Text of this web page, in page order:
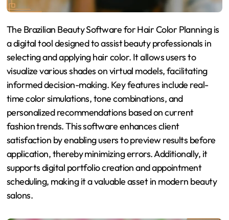
The Brazilian Beauty Software for Hair Color Planning is
a digital tool designed to assist beauty professionals in
selecting and applying hair color. It allows users to
visualize various shades on virtual models, facilitating
informed decision-making. Key features include real-
time color simulations, tone combinations, and
personalized recommendations based on current
fashion trends. This software enhances client
satisfaction by enabling users to preview results before
application, thereby minimizing errors. Additionally, it
supports digital portfolio creation and appointment
scheduling, making it a valuable asset in modern beauty
salons.